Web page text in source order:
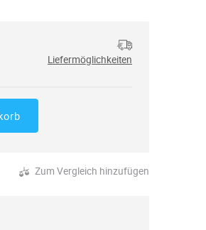
Liefermöglichkeiten
Zum Vergleich hinzufügen